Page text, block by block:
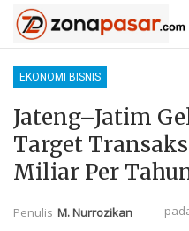
EKONOMI BISNIS
Jateng–Jatim
Target
Miliar Per
Penulis M. Nurrozikan